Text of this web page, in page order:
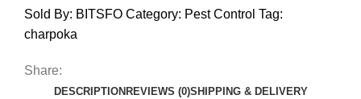
Sold By: BITSFO Category: Pest Control Tag:
charpoka
Share:
DESCRIPTION REVIEWS (0)SHIPPING & DELIVERY